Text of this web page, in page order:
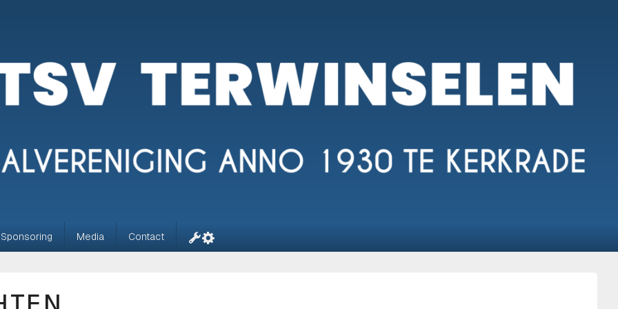
Sponsoring Media Contact